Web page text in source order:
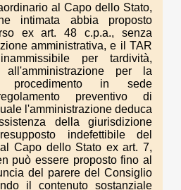
al Capo dello Stato,
intimata abbia proposto
ex art. 48 c.p.a., senza
amministrativa, e il TAR
per tardività,
per la
procedimento in sede
preventivo di
l'amministrazione deduca
della giurisdizione
indefettibile del
Capo dello Stato ex art. 7,
può essere proposto fino al
del parere del Consiglio
il contenuto sostanziale